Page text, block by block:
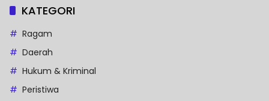
KATEGORI
Ragam
Daerah
Hukum & Kriminal
Peristiwa